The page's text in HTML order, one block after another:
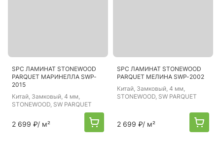
SPC ЛАМИНАТ STONEWOOD
PARQUET МАРИНЕЛЛА SWP-
2015
Китай, Замковый, 4 мм,
STONEWOOD, SW PARQUET
2 699 ₽/ м²
SPC ЛАМИНАТ STONEWOOD
PARQUET МЕЛИНА SWP-2002
Китай, Замковый, 4 мм,
STONEWOOD, SW PARQUET
2 699 ₽/ м²